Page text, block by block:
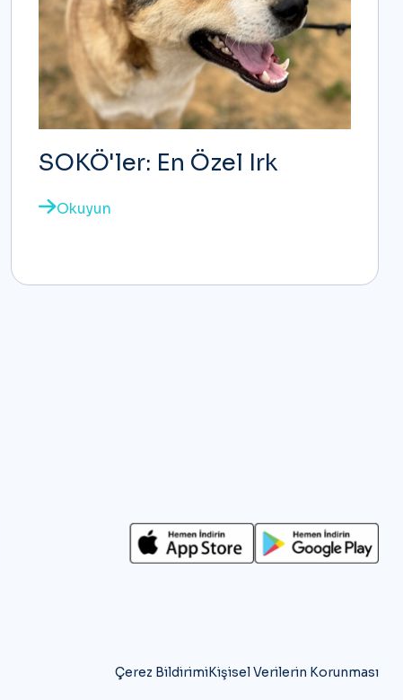
SOKÖ'ler: En Özel Irk
Okuyun
Çerez BildirimiKişisel Verilerin Korunması